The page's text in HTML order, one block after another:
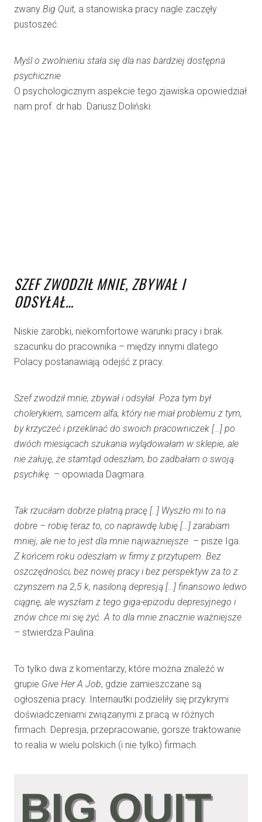
zwany Big Quit, a stanowiska pracy nagle zaczęły
pustoszeć.
Myśl o zwolnieniu stała się dla nas bardziej dostępna
psychicznie
O psychologicznym aspekcie tego zjawiska opowiedział
nam prof. dr hab. Dariusz Doliński.
SZEF ZWODZIŁ MNIE, ZBYWAŁ I
ODSYŁAŁ…
Niskie zarobki, niekomfortowe warunki pracy i brak
szacunku do pracownika – między innymi dlatego
Polacy postanawiają odejść z pracy.
Szef zwodził mnie, zbywał i odsyłał. Poza tym był
cholerykiem, samcem alfa, który nie miał problemu z tym,
by krzyczeć i przeklinać do swoich pracowniczek […] po
dwóch miesiącach szukania wylądowałam w sklepie, ale
nie żałuję, że stamtąd odeszłam, bo zadbałam o swoją
psychikę. – opowiada Dagmara.
Tak rzuciłam dobrze płatną pracę [..] Wyszło mi to na
dobre – robię teraz to, co naprawdę lubię […] zarabiam
mniej, ale nie to jest dla mnie najważniejsze. – pisze Iga.
Z końcem roku odeszłam w firmy z przytupem. Bez
oszczędności, bez nowej pracy i bez perspektyw za to z
czynszem na 2,5 k, nasiloną depresją […] finansowo ledwo
ciągnę, ale wyszłam z tego giga-epizodu depresyjnego i
znów chce mi się żyć. A to dla mnie znacznie ważniejsze
– stwierdza Paulina.
To tylko dwa z komentarzy, które można znaleźć w
grupie Give Her A Job, gdzie zamieszczane są
ogłoszenia pracy. Internautki podzieliły się przykrymi
doświadczeniami związanymi z pracą w różnych
firmach. Depresja, przepracowanie, gorsze traktowanie
to realia w wielu polskich (i nie tylko) firmach.